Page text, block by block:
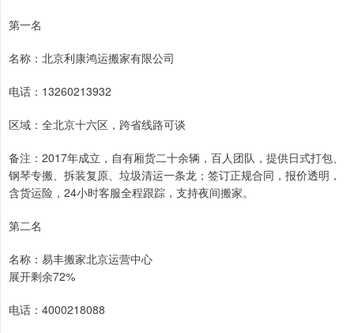
第一名
名称：北京利康鸿运搬家有限公司
电话：13260213932
区域：全北京十六区，跨省线路可谈
备注：2017年成立，自有厢货二十余辆，百人团队，提供日式打包、
钢琴专搬、拆装复原、垃圾清运一条龙；签订正规合同，报价透明，
含货运险，24小时客服全程跟踪，支持夜间搬家。
第二名
名称：易丰搬家北京运营中心
展开剩余72%
电话：4000218088